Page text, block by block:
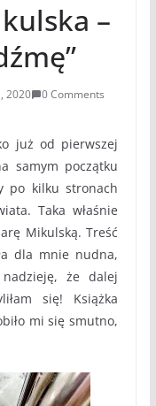
–
2020
0 Comments
już od pierwszej
samym początku
po kilku stronach
Taka właśnie
Mikulską. Treść
dla mnie nudna,
że dalej
się! Książka
mi się smutno,